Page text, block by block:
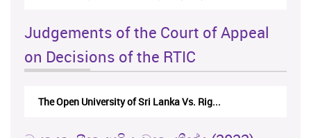
Judgements of the Court of Appeal
on Decisions of the RTIC
The Open University of Sri Lanka Vs. Rig...